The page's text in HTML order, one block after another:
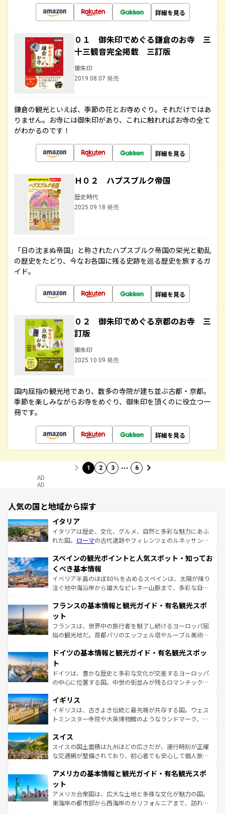
詳細を見る
０１ 御朱印でめぐる鎌倉のお寺 三
十三観音完全掲載 三訂版
御朱印
2019.08.07 発売
鎌倉の観光といえば、季節の花とお寺めぐり。それだけではあ
りません。お寺には御朱印があり、これに触れればお寺の全て
がわかるのです！
詳細を見る
Ｈ０２ ハプスブルク帝国
歴史時代
2025.09.18 発売
「日の沈まぬ帝国」と称されたハプスブルク帝国の栄光と動乱
の歴史をたどり、今なお各国に残る史跡を巡る歴史を旅するガ
イド。
詳細を見る
０２ 御朱印でめぐる京都のお寺 三
訂版
御朱印
2025.10.09 発売
国内屈指の観光地であり、数多の寺院が建ち並ぶ古都・京都。
季節を楽しみながらお寺をめぐり、御朱印を頂くのに役立つ一
冊です。
詳細を見る
1 2 3 … 6
AD
AD
人気の国と地域から探す
イタリア
イタリアは歴史、文化、グルメ、自然と多彩な魅力にあふ
れた国。 ローマの古代遺跡やフィレンツェのルネッサンス
ろん、トスカーナの美しい田園風景やアマルフィ海岸の絶
景など、自然景観も見逃せない。観光の合間には、本場の
ピザやパスタなど、絶品のイタリア料理を堪能することも
できる。朝目覚めてから夜眠るまで、すべての瞬間を楽し
なお、新着のイタリア情報はコンテンツ一覧を参照してほ
しい。
スペインの観光ポイントと人気スポット・知ってお
くべき基本情報
イベリア半島のほぼ80％を占めるスペインは、太陽が降り
注ぐ地中海沿岸から雄大なピレネー山脈まで、多彩な自然
文化が根付くこの国では、情熱的なフラメンコ、熱気あふ
れる闘牛、そして美味しいタパスが生活の一部となってい
る。首都マドリードの洗練された雰囲気や、バルセロナの
アートに溢れた街角から、地方では古代ローマ遺跡や中世
せる。地方によって風土や気候が異なるスペインはその個
ンテンツ一覧 を参照してほしい。
フランスの基本情報と観光ガイド・有名観光スポ
ット
フランスは、世界中の旅行者を魅了し続けるヨーロッパ屈
指の観光地だ。首都パリのエッフェル塔やルーブル美術館
で、幅広い魅力が詰まっている。華麗な宮殿、歴史的な大
聖堂、美しいビーチ、そして豊かな自然が、訪れる者を心
から魅了する。また、フランスは美食の国としても知ら
れ、フランス料理はユネスコ無形文化遺産にも登録されて
香り高いラベンダー畑など、多彩な楽しみ方が可能だ。さ
らに、パリ以外の地域にも魅力が溢れており、どの街角に
も豊かな歴史と文化が息づいている。パリ以外の個性あふ
を参照してほしい。
ドイツの基本情報と観光ガイド・有名観光スポッ
ト
ドイツは、豊かな歴史と多彩な文化が交差するヨーロッパ
の中心に位置する国。中世の街並みが残るロマンチック街
顔を持つこの国は、どこを歩いても飽きることがない。ベ
ルリンの文化的活気、バイエルン州のアルプスの絶景、そ
してライン川沿いのワイン畑といった風景は必見。ビール
は、お酒好きな人にはぜひ体験してほしい。 なお、新着の
ドイツ情報はコンテンツ一覧を参照してほしい。
イギリス
イギリスは、古きよき伝統と最先端が共存する国。ウェス
トミンスター寺院や大英博物館のようなランドマーク、歴
リアごとに異なる魅力がある。また、優雅なアフタヌーン
ティー、ビール好きにはたまらない英国パブ、サッカー観
戦など、本場だからこそできる体験も豊富。イギリスを旅
ンツ一覧を参照してほしい。
スイス
スイスの国土面積は九州ほどの広さだが、運行時刻が正確
な交通網が整備されており、初心者でも安心して個人旅行
の建物がそのまま残る町や、スイスならではのユニークな
博物館もあり、アルプス観光だけでなく町歩きも満喫する
ことができる。国民の所得が高いため物価も高いが、旅行
者向けの交通パス提供のサービスもあり、うまく活用すれ
アメリカの基本情報と観光ガイド・有名観光スポ
ット
アメリカ合衆国は、広大な土地と多様な文化が魅力の国。
東海岸の都市部から西海岸のカリフォルニアまで、訪れる